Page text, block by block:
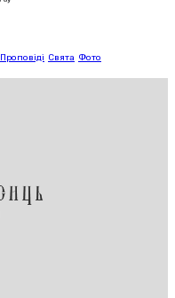
Проповіді Свята Фото